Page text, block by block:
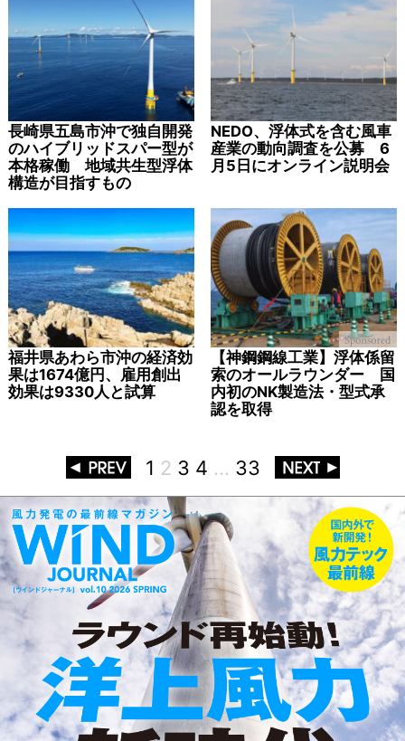
長崎県五島市沖で独自開発
のハイブリッドスパー型が
本格稼働 地域共生型浮体
構造が目指すもの
NEDO、浮体式を含む風車
産業の動向調査を公募 6
月5日にオンライン説明会
福井県あわら市沖の経済効
果は1674億円、雇用創出
効果は9330人と試算
【神鋼鋼線工業】浮体係留
索のオールラウンダー 国
内初のNK製造法・型式承
認を取得
1 2 3 4 … 33